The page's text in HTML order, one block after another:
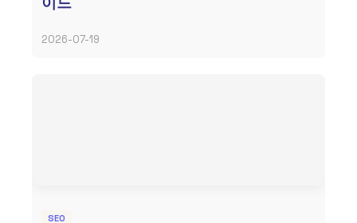
2026-07-19
SEO